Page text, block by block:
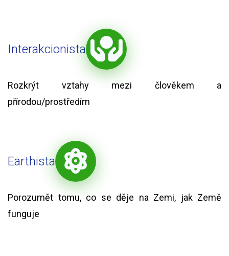
Interakcionista
Rozkrýt vztahy mezi člověkem a
přírodou/prostředím
Earthista
Porozumět tomu, co se děje na Zemi, jak Země
funguje